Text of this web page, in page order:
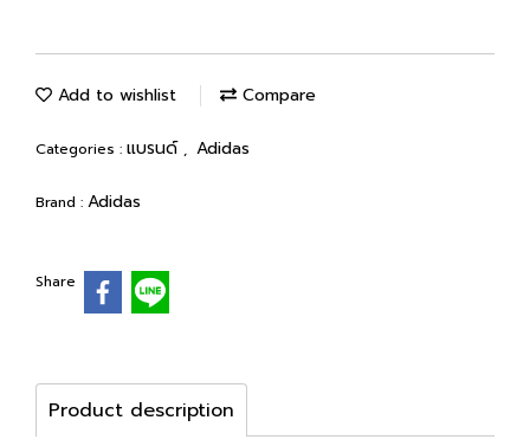
Add to wishlist Compare
Categories : แบรนด์ , Adidas
Brand : Adidas
Share
Product description